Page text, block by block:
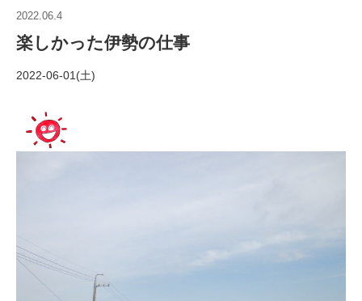
2022.06.4
楽しかった伊勢の仕事
2022-06-01(土)